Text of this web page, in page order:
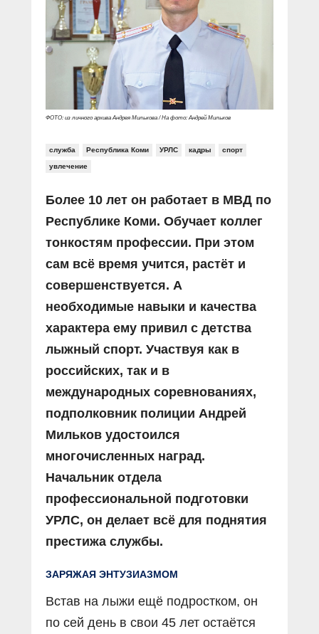
Социальные ролики
Документальные фильмы
Прямой разговор
В знании сила
Специальный репортаж
КиберПОСТОВОЙ
Газета «Щит и меч»
Журнал «Полиция России»
О ПОРТАЛЕ
Контакты
Вакансии
ФОТО: из личного архива Андрея Милькова / На фото: Андрей Мильков
служба Республика Коми УРЛС кадры спорт
увлечение
Более 10 лет он работает в МВД по
Республике Коми. Обучает коллег
тонкостям профессии. При этом
сам всё время учится, растёт и
совершенствуется. А
необходимые навыки и качества
характера ему привил с детства
лыжный спорт. Участвуя как в
российских, так и в
международных соревнованиях,
подполковник полиции Андрей
Мильков удостоился
многочисленных наград.
Начальник отдела
профессиональной подготовки
УРЛС, он делает всё для поднятия
престижа службы.
ЗАРЯЖАЯ ЭНТУЗИАЗМОМ
Встав на лыжи ещё подростком, он
по сей день в свои 45 лет остаётся